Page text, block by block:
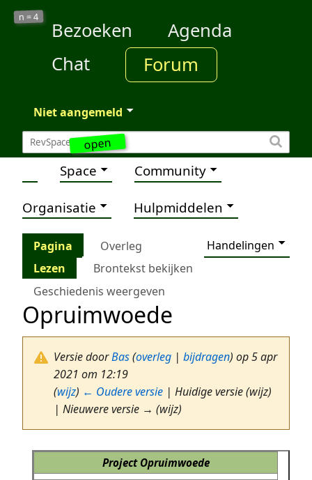
open
n =4
Bezoeken
Agenda
Chat
Forum
Niet aangemeld
Space Community
Organisatie Hulpmiddelen
Pagina Overleg
Handelingen
Lezen
Brontekst bekijken
Geschiedenis weergeven
Opruimwoede
Versie doorBas(overleg | bijdragen) op 5 apr
2021 om 12:19
(wijz) ← Oudere versie | Huidige versie (wijz)
| Nieuwere versie → (wijz)
Project Opruimwoede